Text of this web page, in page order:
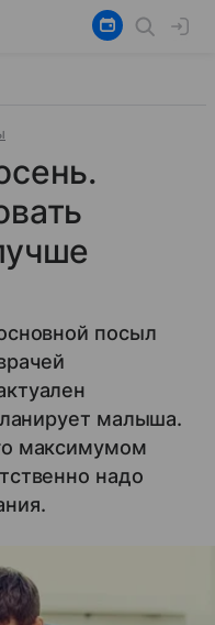
посыл
малыша.
максимумом
надо